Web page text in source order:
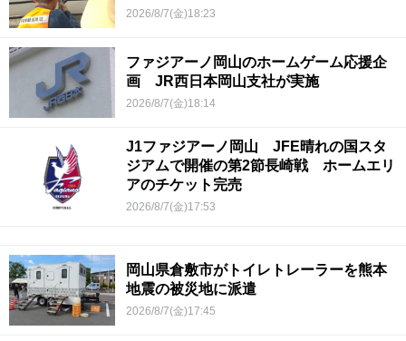
2026/8/7(金)18:23
ファジアーノ岡山のホームゲーム応援企
画 JR西日本岡山支社が実施
2026/8/7(金)18:14
J1ファジアーノ岡山 JFE晴れの国スタ
ジアムで開催の第2節長崎戦 ホームエリ
アのチケット完売
2026/8/7(金)17:53
岡山県倉敷市がトイレトレーラーを熊本
地震の被災地に派遣
2026/8/7(金)17:45